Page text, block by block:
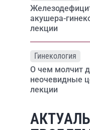
акушера-
лекции
Гинекология
О чем молчит
неочевидные
лекции